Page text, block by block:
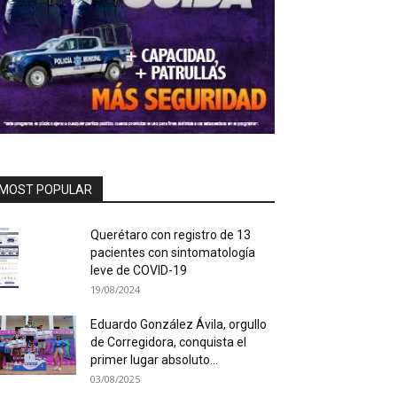
POPULAR
Querétaro con registro de 13
pacientes con sintomatología
leve de COVID-19
19/08/2024
Eduardo González Ávila, orgullo
de Corregidora, conquista el
primer lugar absoluto...
03/08/2025